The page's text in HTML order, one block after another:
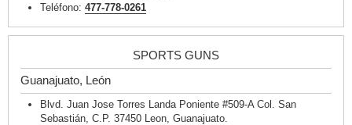
Teléfono: 477-778-0261
SPORTS GUNS
Guanajuato, León
Blvd. Juan Jose Torres Landa Poniente #509-A Col. San
Sebastián, C.P. 37450 Leon, Guanajuato.